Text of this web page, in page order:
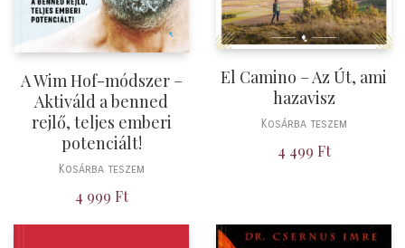
A Wim Hof-módszer –
Aktiváld a benned
rejlő, teljes emberi
potenciált!
Kosárba teszem
4 999 Ft
El Camino – Az Út, ami
hazavisz
Kosárba teszem
4 499 Ft